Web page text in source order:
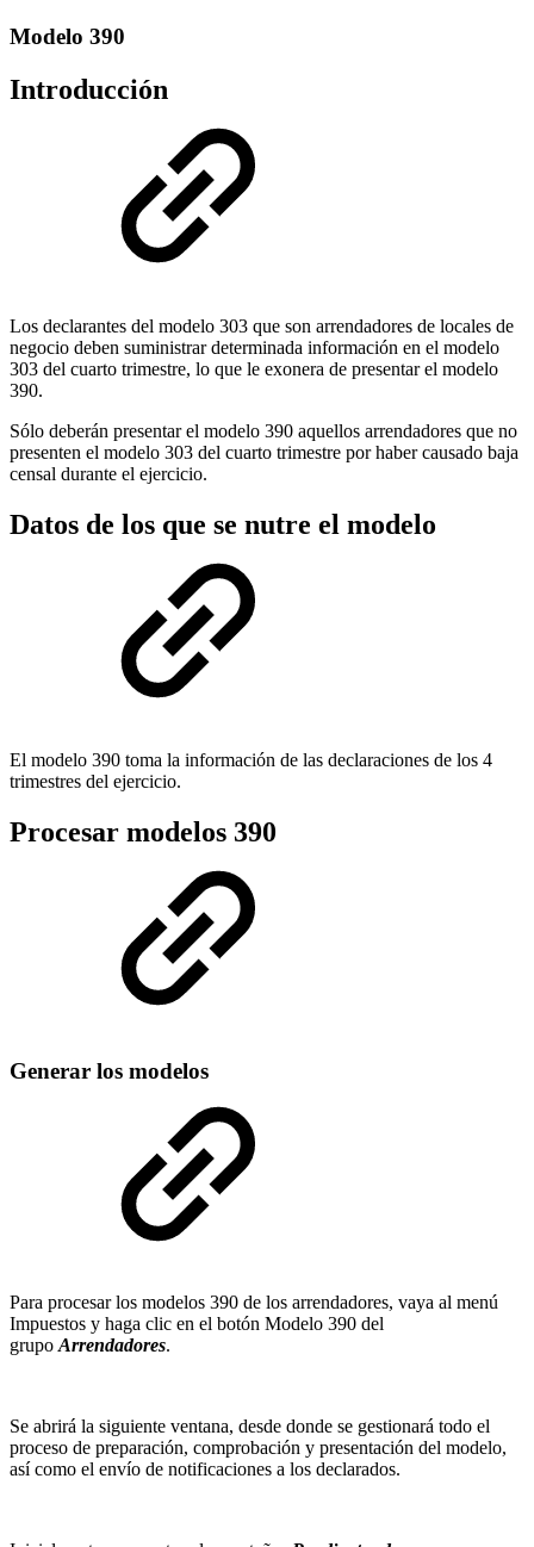
Modelo 390
Introducción
Los declarantes del modelo 303 que son arrendadores de locales de
negocio deben suministrar determinada información en el modelo
303 del cuarto trimestre, lo que le exonera de presentar el modelo
390.
Sólo deberán presentar el modelo 390 aquellos arrendadores que no
presenten el modelo 303 del cuarto trimestre por haber causado baja
censal durante el ejercicio.
Datos de los que se nutre el modelo
El modelo 390 toma la información de las declaraciones de los 4
trimestres del ejercicio.
Procesar modelos 390
Generar los modelos
Para procesar los modelos 390 de los arrendadores, vaya al menú
Impuestos y haga clic en el botón Modelo 390 del
grupo Arrendadores.
Se abrirá la siguiente ventana, desde donde se gestionará todo el
proceso de preparación, comprobación y presentación del modelo,
así como el envío de notificaciones a los declarados.